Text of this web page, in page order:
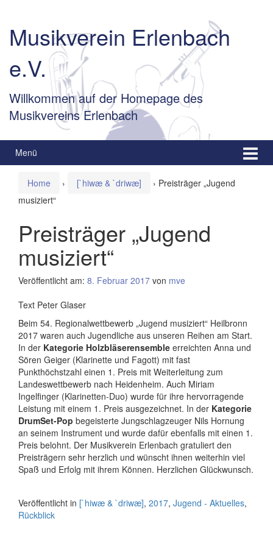
Inhalt
springen
Musikverein Erlenbach
e.V.
Willkommen auf der Homepage des
Musikvereins Erlenbach
Menü
Home › [`hiwæ & `driwæ] › Preisträger „Jugend
musiziert“
Preisträger „Jugend
musiziert“
Veröffentlicht am: 8. Februar 2017 von mve
Text Peter Glaser
Beim 54. Regionalwettbewerb „Jugend musiziert“ Heilbronn
2017 waren auch Jugendliche aus unseren Reihen am Start.
In der Kategorie Holzbläserensemble erreichten Anna und
Sören Geiger (Klarinette und Fagott) mit fast
Punkthöchstzahl einen 1. Preis mit Weiterleitung zum
Landeswettbewerb nach Heidenheim. Auch Miriam
Ingelfinger (Klarinetten-Duo) wurde für ihre hervorragende
Leistung mit einem 1. Preis ausgezeichnet. In der Kategorie
DrumSet-Pop begeisterte Jungschlagzeuger Nils Hornung
an seinem Instrument und wurde dafür ebenfalls mit einen 1.
Preis belohnt. Der Musikverein Erlenbach gratuliert den
Preisträgern sehr herzlich und wünscht ihnen weiterhin viel
Spaß und Erfolg mit ihrem Können. Herzlichen Glückwunsch.
Veröffentlicht in [`hiwæ & `driwæ], 2017, Jugend - Aktuelles,
Rückblick